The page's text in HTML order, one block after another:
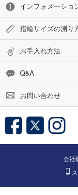
インフォメーショ
指輪サイズの測り
お手入れ方法
Q&A
お問い合わせ
会社